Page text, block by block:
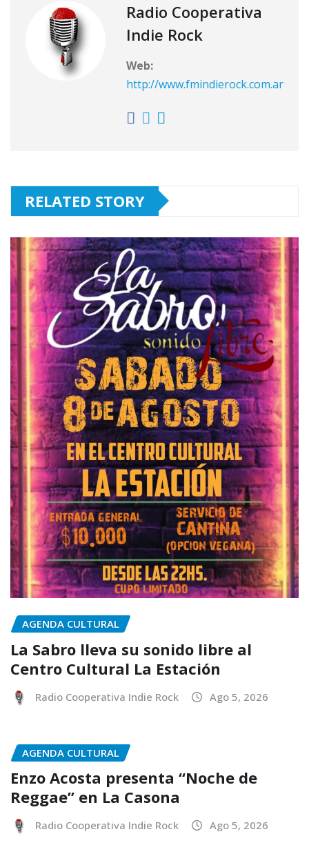
Radio Cooperativa
Indie Rock
Web:
http://www.fmindierock.com.ar
RELATED STORY
AGENDA CULTURAL
La Sabro lleva su sonido libre al
Centro Cultural La Estación
Radio Cooperativa Indie Rock Ago 5, 2026
AGENDA CULTURAL
Enzo Acosta presenta “Noche de
Reggae” en La Casona
Radio Cooperativa Indie Rock Ago 5, 2026